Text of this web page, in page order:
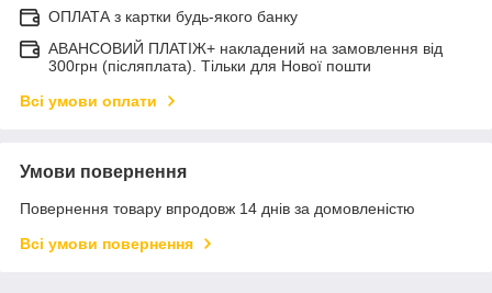
ОПЛАТА з картки будь-якого банку
АВАНСОВИЙ ПЛАТІЖ+ накладений на замовлення від
300грн (післяплата). Тільки для Нової пошти
Всі умови оплати
Умови повернення
Повернення товару впродовж 14 днів за домовленістю
Всі умови повернення